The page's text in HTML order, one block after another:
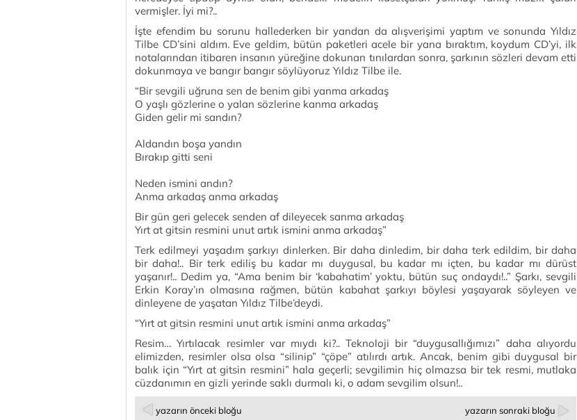
vermişler. İyi mi?..
İşte efendim bu sorunu hallederken bir yandan da alışverişimi yaptım ve sonunda Yıldız
Tilbe CD’sini aldım. Eve geldim, bütün paketleri acele bir yana bıraktım, koydum CD’yi, ilk
notalarından itibaren insanın yüreğine dokunan tınılardan sonra, şarkının sözleri devam etti
dokunmaya ve bangır bangır söylüyoruz Yıldız Tilbe ile.
“Bir sevgili uğruna sen de benim gibi yanma arkadaş
O yaşlı gözlerine o yalan sözlerine kanma arkadaş
Giden gelir mi sandın?
Aldandın boşa yandın
Bırakıp gitti seni
Neden ismini andın?
Anma arkadaş anma arkadaş
Bir gün geri gelecek senden af dileyecek sanma arkadaş
Yırt at gitsin resmini unut artık ismini anma arkadaş”
Terk edilmeyi yaşadım şarkıyı dinlerken. Bir daha dinledim, bir daha terk edildim, bir daha
bir daha!.. Bir terk ediliş bu kadar mı duygusal, bu kadar mı içten, bu kadar mı dürüst
yaşanır!.. Dedim ya, “Ama benim bir ‘kabahatim’ yoktu, bütün suç ondaydı!..” Şarkı, sevgili
Erkin Koray’ın olmasına rağmen, bütün kabahat şarkıyı böylesi yaşayarak söyleyen ve
dinleyene de yaşatan Yıldız Tilbe’deydi.
“Yırt at gitsin resmini unut artık ismini anma arkadaş”
Resim… Yırtılacak resimler var mıydı ki?.. Teknoloji bir “duygusallığımızı” daha alıyordu
elimizden, resimler olsa olsa “silinip” “çöpe” atılırdı artık. Ancak, benim gibi duygusal bir
balık için “Yırt at gitsin resmini” hala geçerli; sevgilimin hiç olmazsa bir tek resmi, mutlaka
cüzdanımın en gizli yerinde saklı durmalı ki, o adam sevgilim olsun!..
yazarın önceki bloğu yazarın sonraki bloğu